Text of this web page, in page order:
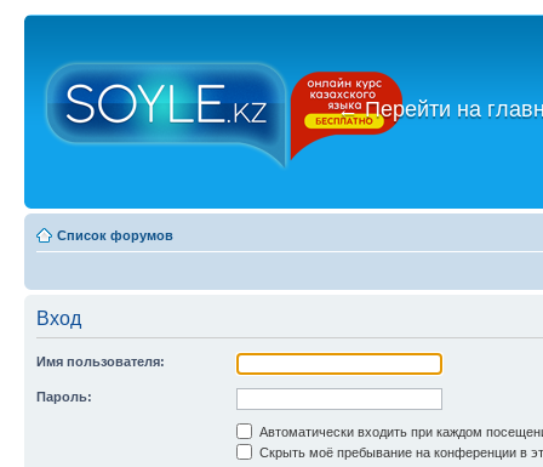
←Перейти на
Список форумов
Вход
Имя пользователя:
Пароль:
Автоматически входить при каждом
Скрыть моё пребывание на конференции в